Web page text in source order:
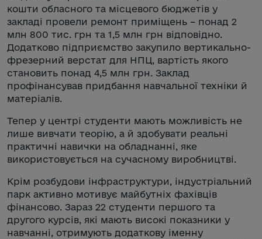
кошти обласного та місцевого бюджетів у
закладі провели ремонт приміщень – понад 2
млн 800 тис. грн та 1,5 млн грн відповідно.
Додатково підприємство закупило вертикально-
фрезерний верстат для НПЦ, вартість якого
становить понад 4,5 млн грн. Заклад
профінансував придбання навчальної техніки й
матеріалів.
Тепер у центрі студенти мають можливість не
лише вивчати теорію, а й здобувати реальні
практичні навички на обладнанні, яке
використовується на сучасному виробництві.
Крім розбудови інфраструктури, індустріальний
парк активно мотивує майбутніх фахівців
фінансово. Зараз 22 студенти першого та
другого курсів, які мають високі показники у
навчанні, отримують додаткову іменну